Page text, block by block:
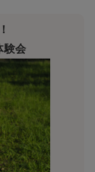
験会